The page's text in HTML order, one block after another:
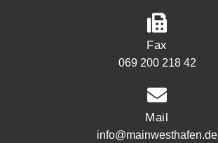
Fax
069 200 218 42
Mail
info@mainwesthafen.de